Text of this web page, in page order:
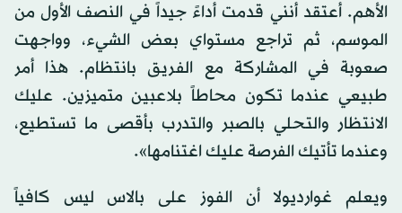
الأهم. أعتقد أنني قدمت أداءً جيداً في النصف الأول من
الموسم، ثم تراجع مستواي بعض الشيء، وواجهت
صعوبة في المشاركة مع الفريق بانتظام. هذا أمر
طبيعي عندما تكون محاطاً بلاعبين متميزين. عليك
الانتظار والتحلي بالصبر والتدرب بأقصى ما تستطيع،
وعندما تأتيك الفرصة عليك اغتنامها».
ويعلم غوارديولا أن الفوز على بالاس ليس كافياً